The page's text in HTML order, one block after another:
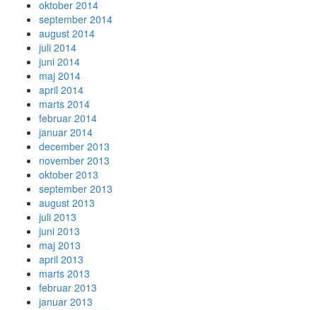
oktober 2014
september 2014
august 2014
juli 2014
juni 2014
maj 2014
april 2014
marts 2014
februar 2014
januar 2014
december 2013
november 2013
oktober 2013
september 2013
august 2013
juli 2013
juni 2013
maj 2013
april 2013
marts 2013
februar 2013
januar 2013